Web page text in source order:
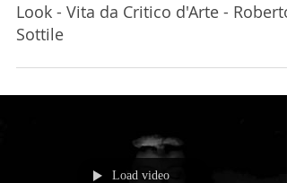
Look - Vita da Critico d'Arte - Roberto
Sottile
Load video